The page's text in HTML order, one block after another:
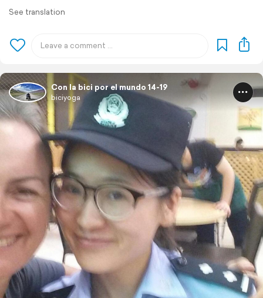
See translation
Con la bici por el mundo 14-19
biciyoga